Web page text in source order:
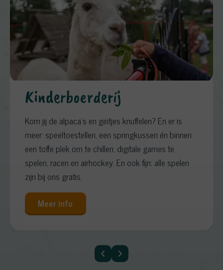
Kinderboerderij
Kom jij de alpaca's en geitjes knuffelen? En er is
meer: speeltoestellen, een springkussen én binnen
een toffe plek om te chillen, digitale games te
spelen, racen en airhockey. En ook fijn: alle spelen
zijn bij ons gratis.
Meer info